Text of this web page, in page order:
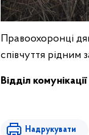
Правоохоронці
співчуття рідним
Відділ
Надрукувати